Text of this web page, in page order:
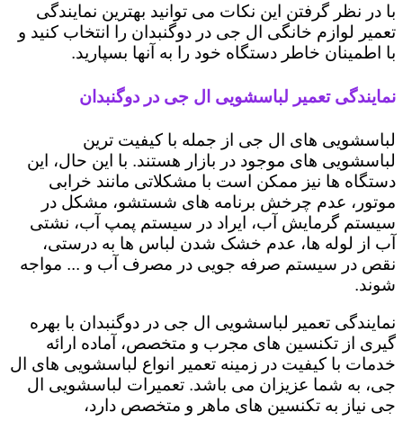
با در نظر گرفتن این نکات می توانید بهترین نمایندگی
تعمیر لوازم خانگی ال جی در دوگنبدان را انتخاب کنید و
با اطمینان خاطر دستگاه خود را به آنها بسپارید.
نمایندگی تعمیر لباسشویی ال جی در دوگنبدان
لباسشویی های ال جی از جمله با کیفیت ترین
لباسشویی های موجود در بازار هستند. با این حال، این
دستگاه ها نیز ممکن است با مشکلاتی مانند خرابی
موتور، عدم چرخش برنامه های شستشو، مشکل در
سیستم گرمایش آب، ایراد در سیستم پمپ آب، نشتی
آب از لوله ها، عدم خشک شدن لباس ها به درستی،
نقص در سیستم صرفه جویی در مصرف آب و ... مواجه
شوند.
نمایندگی تعمیر لباسشویی ال جی در دوگنبدان با بهره
گیری از تکنسین های مجرب و متخصص، آماده ارائه
خدمات با کیفیت در زمینه تعمیر انواع لباسشویی های ال
جی، به شما عزیزان می باشد. تعمیرات لباسشویی ال
جی نیاز به تکنسین های ماهر و متخصص دارد،